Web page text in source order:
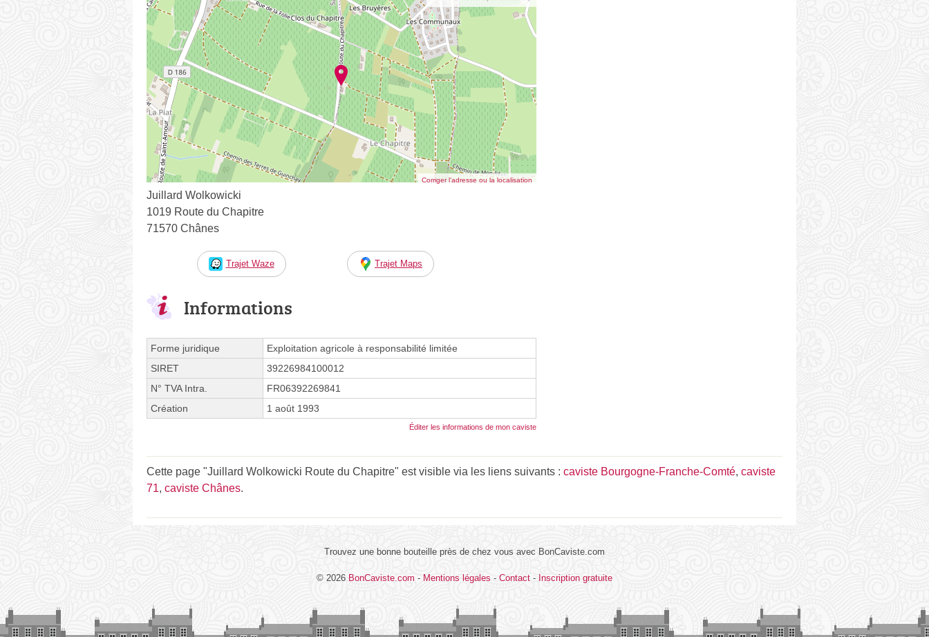
Corriger l’adresse ou la localisation
Juillard Wolkowicki
1019 Route du Chapitre
71570 Chânes
Trajet Waze Trajet Maps
Informations
Forme juridique
Exploitation agricole à responsabilité limitée
SIRET
39226984100012
N° TVA Intra.
FR06392269841
Création
1 août 1993
Éditer les informations de mon caviste
Cette page "Juillard Wolkowicki Route du Chapitre" est visible via les liens suivants : caviste Bourgogne-Franche-Comté, caviste
71, caviste Chânes.
Trouvez une bonne bouteille près de chez vous avec BonCaviste.com
© 2026 BonCaviste.com - Mentions légales - Contact - Inscription gratuite